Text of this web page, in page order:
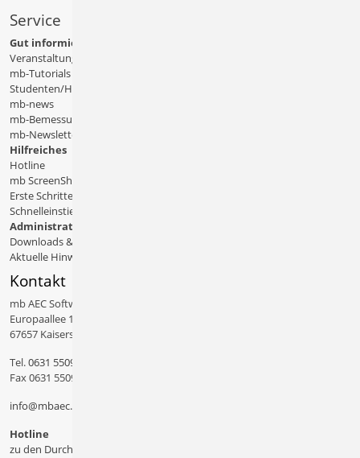
Service
Gut informiert
Veranstaltungen
mb-Tutorials
Studenten/Hochschule
mb-news
mb-Bemessungstafeln
mb-Newsletter
Hilfreiches
Hotline
mb ScreenShare
Erste Schritte
Schnelleinstiege & Doku
Administratives
Downloads & Patches
Aktuelle Hinweise
Kontakt
mb AEC Software GmbH
Europaallee 14
67657 Kaiserslautern
Tel.0631 550999 11
Fax 0631 550999 20
info@mbaec.de
Hotline
zu den Durchwahlen